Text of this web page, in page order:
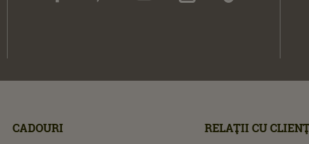
CADOURI RELAŢII CU